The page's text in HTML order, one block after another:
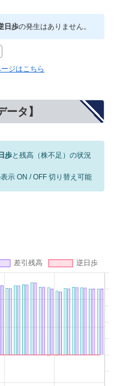
日歩の発生はありません。
ジはこちら
タ】
歩と残高（株不足）の状況
示 ON / OFF 切り替え可能